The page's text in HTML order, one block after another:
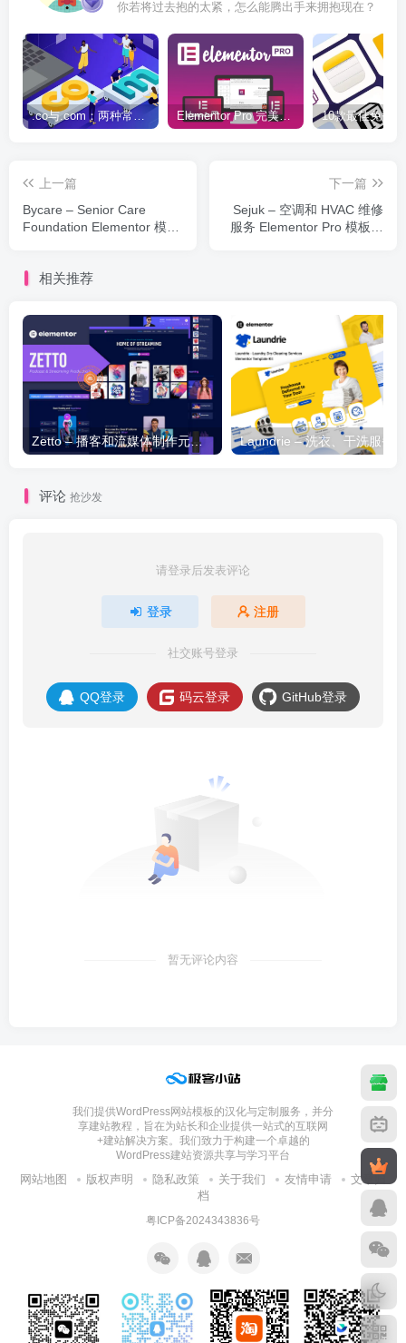
你若将过去抱的太紧，怎么能腾出手来拥抱现在？
.co与.com：两种常用域名后缀名完全指南 Elementor Pro 完美汉化中文版（含全套模板）|可视化编辑页面自定义设计WordPress插件
上一篇
Bycare – Senior Care
Foundation Elementor 模板
下一篇
Sejuk – 空调和 HVAC 维修
服务 Elementor Pro 模板套
相关推荐
Zetto – 播客和流媒体制作元素模板套件
评论 抢沙发
请登录后发表评论
登录 注册
社交账号登录
QQ登录 码云登录 GitHub登录
暂无评论内容
我们提供WordPress网站模板的汉化与定制服务，并分
享建站教程，旨在为站长和企业提供一站式的互联网
+建站解决方案。我们致力于构建一个卓越的
WordPress建站资源共享与学习平台
网站地图 版权声明 隐私政策 关于我们 友情申请
文章归
档
粤ICP备2024343836号